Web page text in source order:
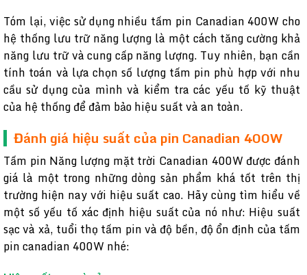
Tóm lại, việc sử dụng nhiều tấm pin Canadian 400W cho
hệ thống lưu trữ năng lượng là một cách tăng cường khả
năng lưu trữ và cung cấp năng lượng. Tuy nhiên, bạn cần
tính toán và lựa chọn số lượng tấm pin phù hợp với nhu
cầu sử dụng của mình và kiểm tra các yếu tố kỹ thuật
của hệ thống để đảm bảo hiệu suất và an toàn.
Đánh giá hiệu suất của pin Canadian 400W
Tấm pin Năng lượng mặt trời Canadian 400W được đánh
giá là một trong những dòng sản phẩm khá tốt trên thị
trường hiện nay với hiệu suất cao. Hãy cùng tìm hiểu về
một số yếu tố xác định hiệu suất của nó như: Hiệu suất
sạc và xả, tuổi thọ tấm pin và độ bền, độ ổn định của tấm
pin canadian 400W nhé: